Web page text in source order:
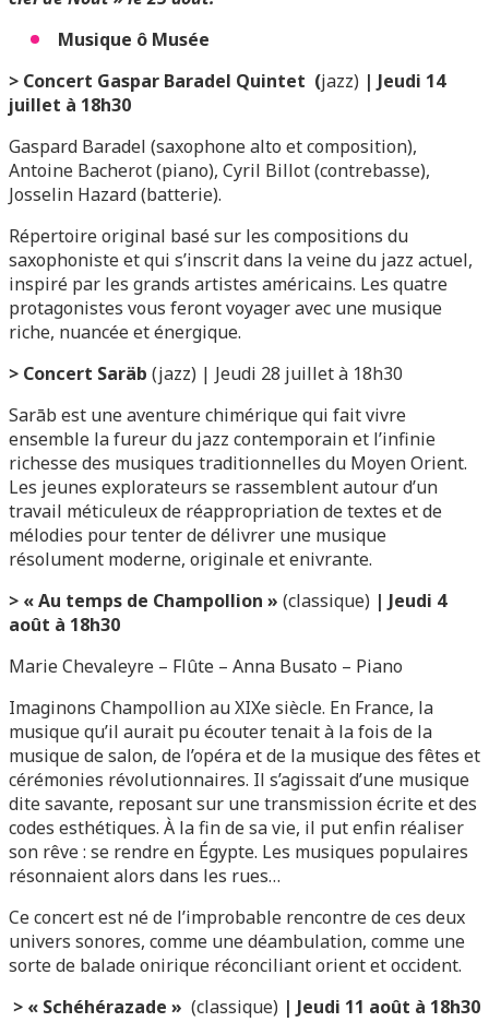
Musique ô Musée
> Concert Gaspar Baradel Quintet (jazz) | Jeudi 14
juillet à 18h30
Gaspard Baradel (saxophone alto et composition),
Antoine Bacherot (piano), Cyril Billot (contrebasse),
Josselin Hazard (batterie).
Répertoire original basé sur les compositions du
saxophoniste et qui s’inscrit dans la veine du jazz actuel,
inspiré par les grands artistes américains. Les quatre
protagonistes vous feront voyager avec une musique
riche, nuancée et énergique.
> Concert Saräb (jazz) | Jeudi 28 juillet à 18h30
Sarāb est une aventure chimérique qui fait vivre
ensemble la fureur du jazz contemporain et l’infinie
richesse des musiques traditionnelles du Moyen Orient.
Les jeunes explorateurs se rassemblent autour d’un
travail méticuleux de réappropriation de textes et de
mélodies pour tenter de délivrer une musique
résolument moderne, originale et enivrante.
> « Au temps de Champollion » (classique) | Jeudi 4
août à 18h30
Marie Chevaleyre – Flûte – Anna Busato – Piano
Imaginons Champollion au XIXe siècle. En France, la
musique qu’il aurait pu écouter tenait à la fois de la
musique de salon, de l’opéra et de la musique des fêtes et
cérémonies révolutionnaires. Il s’agissait d’une musique
dite savante, reposant sur une transmission écrite et des
codes esthétiques. À la fin de sa vie, il put enfin réaliser
son rêve : se rendre en Égypte. Les musiques populaires
résonnaient alors dans les rues…
Ce concert est né de l’improbable rencontre de ces deux
univers sonores, comme une déambulation, comme une
sorte de balade onirique réconciliant orient et occident.
> « Schéhérazade » (classique) | Jeudi 11 août à 18h30